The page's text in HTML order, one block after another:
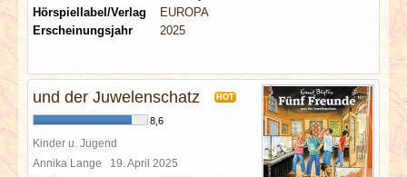
Hörspiellabel/Verlag
EUROPA
Erscheinungsjahr
2025
und der Juwelenschatz HOT
8,6
Kinder u. Jugend
Annika Lange 19. April 2025